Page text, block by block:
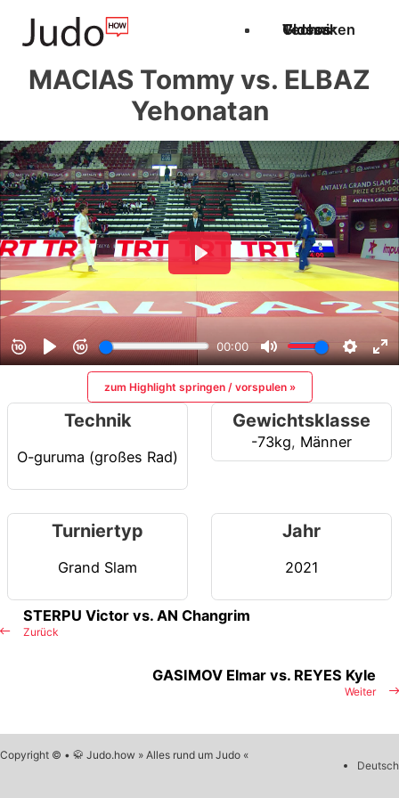
Techniken
Videos
Glossar
MACIAS Tommy vs. ELBAZ
Yehonatan
zum Highlight springen / vorspulen »
Technik
O-guruma (großes Rad)
Gewichtsklasse
-73kg, Männer
Turniertyp
Grand Slam
Jahr
2021
Zurück
STERPU Victor vs. AN Changrim
Weiter
GASIMOV Elmar vs. REYES Kyle
Copyright © • 🥋 Judo.how » Alles rund um Judo «
Deutsch